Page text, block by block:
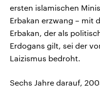
ersten islamischen
Erbakan erzwang – mit
Erbakan, der als
Erdogans gilt, sei der
Laizismus bedroht.
Sechs Jahre darauf,